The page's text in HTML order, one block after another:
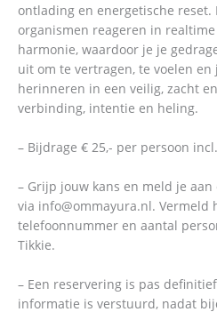
ontlading en energetische
organismen reageren in
harmonie, waardoor je je
uit om te vertragen, te voelen
herinneren in een veilig, zacht
verbinding, intentie en heling.
– Bijdrage € 25,- per persoon
– Grijp jouw kans en meld je
via info@ommayura.nl. Vermeld
telefoonnummer en aantal
Tikkie.
– Een reservering is pas
informatie is verstuurd, nadat